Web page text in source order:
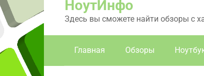
НоутИнфо
Здесь вы сможете найти обзоры с
Главная Обзоры